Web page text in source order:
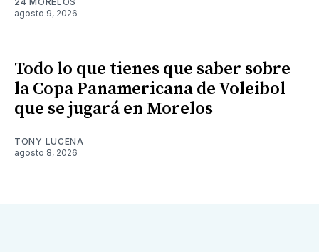
agosto 9, 2026
Todo lo que tienes que saber sobre
la Copa Panamericana de Voleibol
que se jugará en Morelos
TONY LUCENA
agosto 8, 2026